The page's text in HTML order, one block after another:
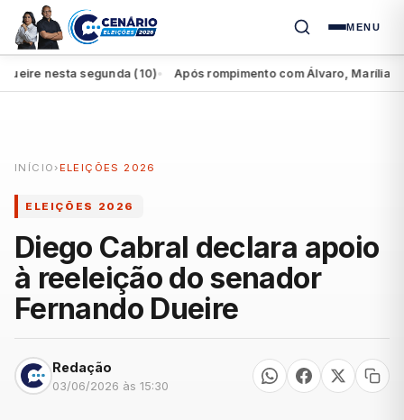
MENU
nesta segunda (10)● Após rompimento com Álvaro, Marília
INÍCIO ›ELEIÇÕES 2026
ELEIÇÕES 2026
Diego Cabral declara apoio
à reeleição do senador
Fernando Dueire
Redação
03/06/2026 às 15:30